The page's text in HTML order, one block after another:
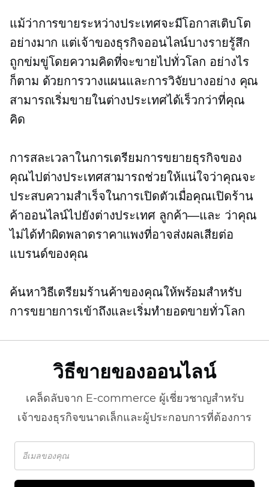
แม้ว่าการขายระหว่างประเทศจะมีโอกาสเติบโต
อย่างมาก แต่เจ้าของธุรกิจออนไลน์บางรายรู้สึก
ถูกข่มขู่โดยความคิดที่จะขายไปทั่วโลก อย่างไร
ก็ตาม ด้วยการวางแผนและการวิจัยบางอย่าง คุณ
สามารถเริ่มขายในต่างประเทศได้เร็วกว่าที่คุณ
คิด
การสละเวลาในการเตรียมการขยายธุรกิจของ
คุณไปต่างประเทศสามารถช่วยให้แน่ใจว่าคุณจะ
ประสบความสำเร็จในการเปิดตัวเมื่อคุณเปิดร้าน
ค้าออนไลน์ไปยังต่างประเทศ ลูกค้า—และ ว่าคุณ
ไม่ได้ทำผิดพลาดราคาแพงที่อาจส่งผลเสียต่อ
แบรนด์ของคุณ
ค้นหาวิธีเตรียมร้านค้าของคุณให้พร้อมสำหรับ
การขยายการเข้าถึงและเริ่มทำยอดขายทั่วโลก
วิธีขายของออนไลน์
เคล็ดลับจาก E-commerce ผู้เชี่ยวชาญสำหรับ
เจ้าของธุรกิจขนาดเล็กและผู้ประกอบการที่ต้องการ